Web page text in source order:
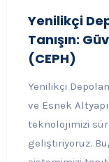
Yenilikçi
Tanışın:
(CEPH)
Yenilikçi
ve Esnek
teknolojimizi
geliştiriyoruz.